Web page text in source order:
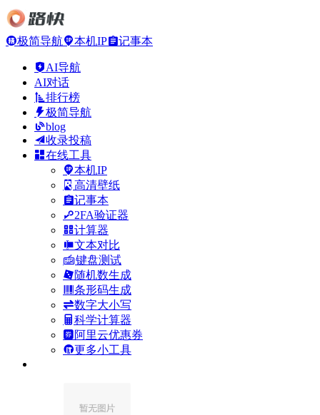
极简导航 本机IP 记事本
AI导航
AI对话
排行榜
极简导航
blog
收录投稿
在线工具
本机IP
高清壁纸
记事本
2FA验证器
计算器
文本对比
键盘测试
随机数生成
条形码生成
数字大小写
科学计算器
阿里云优惠券
更多小工具